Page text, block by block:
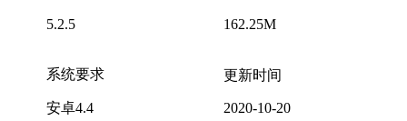
5.2.5 162.25M
系统要求
安卓4.4
更新时间
2020-10-20